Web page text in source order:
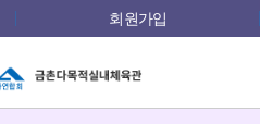
회원가입